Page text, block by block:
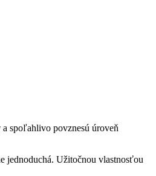
a spoľahlivo povznesú úroveň
jednoduchá. Užitočnou vlastnosťou